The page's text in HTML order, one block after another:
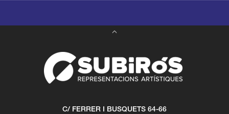
C/ FERRER I BUSQUETS 64-66